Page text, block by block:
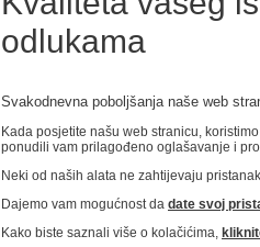
odlukama
Svakodnevna poboljšanja naše web
Kada posjetite našu web stranicu,
ponudili vam prilagođeno oglašavanje i
Neki od naših alata ne zahtijevaju
Dajemo vam mogućnost da date svoj
Kako biste saznali više o kolačićima,